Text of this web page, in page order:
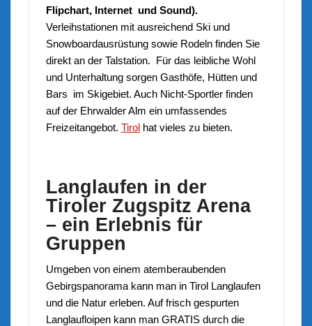
Flipchart, Internet und Sound).
Verleihstationen mit ausreichend Ski und
Snowboardausrüstung sowie Rodeln finden Sie
direkt an der Talstation. Für das leibliche Wohl
und Unterhaltung sorgen Gasthöfe, Hütten und
Bars im Skigebiet. Auch Nicht-Sportler finden
auf der Ehrwalder Alm ein umfassendes
Freizeitangebot. Tirolhat vieles zu bieten.
Langlaufen in der
Tiroler Zugspitz Arena
– ein Erlebnis für
Gruppen
Umgeben von einem atemberaubenden
Gebirgspanorama kann man in Tirol Langlaufen
und die Natur erleben. Auf frisch gespurten
Langlaufloipen kann man GRATIS durch die